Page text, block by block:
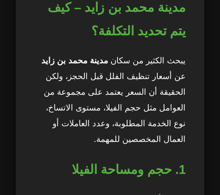
مدينة محمد بن زايد – كيف
يتم تحديد التكلفة؟
يبحث الكثير من سكان مدينة محمد بن زايد
عن أسعار تنظيف الفلل قبل الحجز، ولكن
الحقيقة أن السعر يعتمد على مجموعة من
العوامل مثل حجم الفيلا، مستوى الاتساخ،
نوع الخدمة المطلوبة، وعدد العاملات أو
العمال المخصصين للمهمة.
1. حجم ومساحة الفيلا